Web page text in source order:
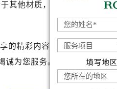
其他材质，则应遵循制造商
的精彩内容。如果您还有其
诚为您服务。
填写地